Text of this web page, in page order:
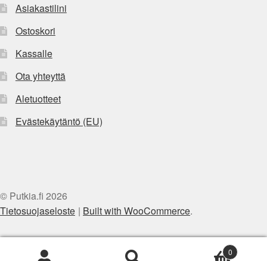
Asiakastilini
Ostoskori
Kassalle
Ota yhteyttä
Aletuotteet
Evästekäytäntö (EU)
© Putkia.fi 2026
Tietosuojaseloste
Built with WooCommerce.
0